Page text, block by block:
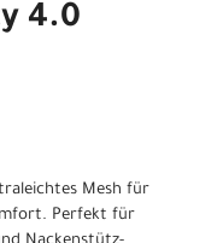
4.0
Mesh für
Perfekt für